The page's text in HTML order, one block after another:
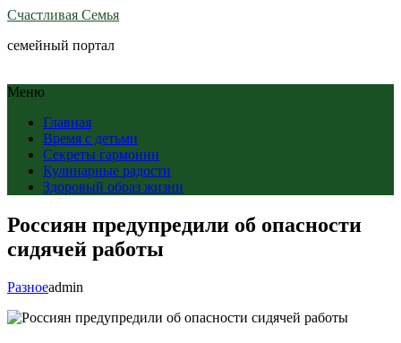
Счастливая Семья
семейный портал
Меню
Главная
Время с детьми
Секреты гармонии
Кулинарные радости
Здоровый образ жизни
Россиян предупредили об опасности
сидячей работы
Разноеadmin